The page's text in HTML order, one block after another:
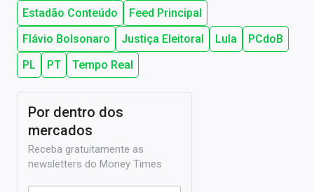
Estadão Conteúdo
Feed Principal
Flávio Bolsonaro
Justiça Eleitoral Lula
PCdoB
PL
PT Tempo Real
Por dentro dos
mercados
Receba gratuitamente as
newsletters do Money Times